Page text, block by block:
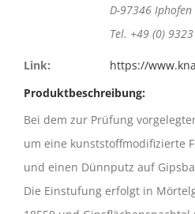
D-97346 Iphofen
Tel. +49 (0)
Link:
https://
Produktbeschreibung:
Bei dem zur Prüfung
um eine kunststoffmodifizierte
und einen Dünnputz auf
Die Einstufung erfolgt in